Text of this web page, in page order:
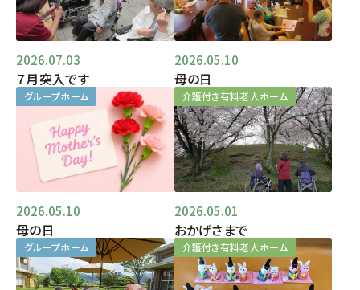
2026.07.03
７月突入です
2026.05.10
母の日
グループホーム
2026.05.10
母の日
介護付き有料老人ホーム
2026.05.01
おかげさまで
グループホーム 介護付き有料老人ホーム